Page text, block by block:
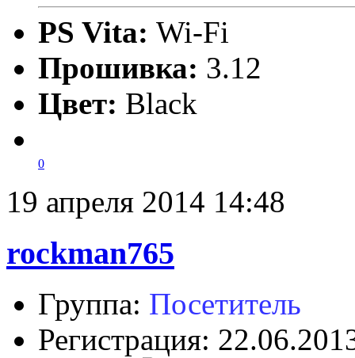
PS Vita: Wi-Fi
Прошивка: 3.12
Цвет: Black
0
19 апреля 2014 14:48
rockman765
Группа: Посетитель
Регистрация: